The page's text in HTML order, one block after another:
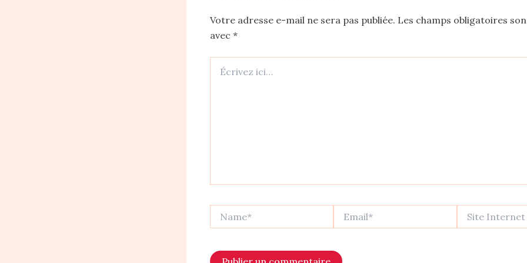
Votre adresse e-mail ne sera pas publiée. Les champs obligatoires
avec *
ici…
Internet